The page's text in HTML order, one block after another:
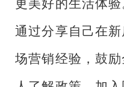
更美好的生活体
通过分享自己在
场营销经验，鼓